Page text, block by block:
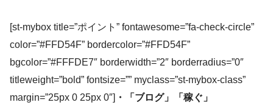
[st-mybox title=”ポイント” fontawesome=”fa-check-circle”
color=”#FFD54F” bordercolor=”#FFD54F”
bgcolor=”#FFFDE7″ borderwidth=”2″ borderradius=”0″
titleweight=”bold” fontsize=”” myclass=”st-mybox-class”
margin=”25px 0 25px 0″] ・「ブログ」「稼ぐ」